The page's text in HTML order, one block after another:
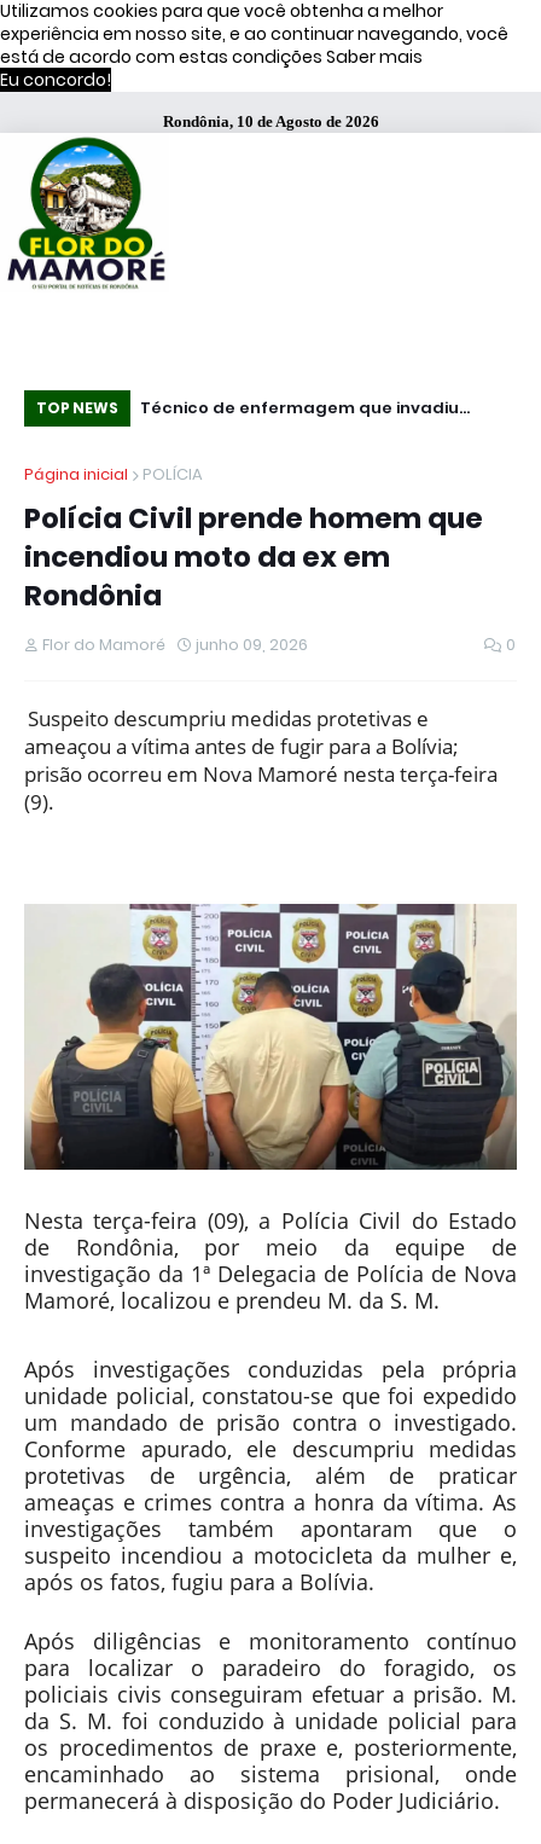
Utilizamos cookies para que você obtenha a melhor
experiência em nosso site, e ao continuar navegando, você
está de acordo com estas condições Saber mais
Eu concordo!
Rondônia, 10 de Agosto de 2026
TOP NEWS
é preso pelo
Técnico de enfermagem que invadiu
pistola .40
Página inicial
POLÍCIA
Polícia Civil prende homem que
incendiou moto da ex em
Rondônia
Flor do Mamoré junho 09, 2026 0
Suspeito descumpriu medidas protetivas e
ameaçou a vítima antes de fugir para a Bolívia;
prisão ocorreu em Nova Mamoré nesta terça-feira
(9).
Nesta terça-feira (09), a Polícia Civil do Estado
de Rondônia, por meio da equipe de
investigação da 1ª Delegacia de Polícia de Nova
Mamoré, localizou e prendeu M. da S. M.
Após investigações conduzidas pela própria
unidade policial, constatou-se que foi expedido
um mandado de prisão contra o investigado.
Conforme apurado, ele descumpriu medidas
protetivas de urgência, além de praticar
ameaças e crimes contra a honra da vítima. As
investigações também apontaram que o
suspeito incendiou a motocicleta da mulher e,
após os fatos, fugiu para a Bolívia.
Após diligências e monitoramento contínuo
para localizar o paradeiro do foragido, os
policiais civis conseguiram efetuar a prisão. M.
da S. M. foi conduzido à unidade policial para
os procedimentos de praxe e, posteriormente,
encaminhado ao sistema prisional, onde
permanecerá à disposição do Poder Judiciário.